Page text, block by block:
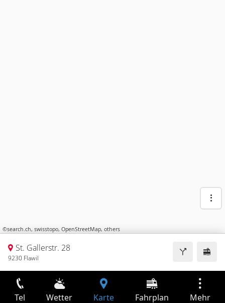
©search.ch, swisstopo, OpenStreetMap, others
St. Gallerstr. 28
9230 Flawil
Tel Wetter Karte Fahrplan Mehr